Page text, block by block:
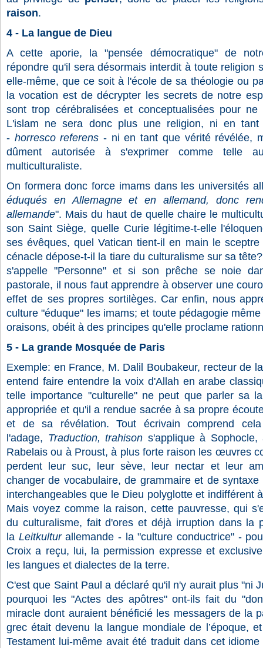
raison.
4 - La langue de Dieu
A cette aporie, la "pensée démocratique" de
répondre qu'il sera désormais interdit à toute religion
elle-même, que ce soit à l'école de sa théologie ou
la vocation est de décrypter les secrets de notre
sont trop cérébralisées et conceptualisées pour
L'islam ne sera donc plus une religion, ni en tant
- horresco referens - ni en tant que vérité révélée,
dûment autorisée à s'exprimer comme telle
multiculturaliste.
On formera donc force imams dans les universités
éduqués en Allemagne et en allemand, donc
allemande". Mais du haut de quelle chaire le
son Saint Siège, quelle Curie légitime-t-elle
ses évêques, quel Vatican tient-il en main le
cénacle dépose-t-il la tiare du culturalisme sur sa
s'appelle "Personne" et si son prêche se noie
pastorale, il nous faut apprendre à observer une
effet de ses propres sortilèges. Car enfin, nous
culture "éduque" les imams; et toute pédagogie
oraisons, obéit à des principes qu'elle proclame
5 - La grande Mosquée de Paris
Exemple: en France, M. Dalil Boubakeur, recteur de
entend faire entendre la voix d'Allah en arabe
telle importance "culturelle" ne peut que parler sa
appropriée et qu'il a rendue sacrée à sa propre
et de sa révélation. Tout écrivain comprend
l'adage, Traduction, trahison s'applique à
Rabelais ou à Proust, à plus forte raison les œuvres
perdent leur suc, leur sève, leur nectar et leur
changer de vocabulaire, de grammaire et de
interchangeables que le Dieu polyglotte et indifférent
Mais voyez comme la raison, cette pauvresse, qui
du culturalisme, fait d'ores et déjà irruption dans la
la Leitkultur allemande - la "culture conductrice" -
Croix a reçu, lui, la permission expresse et
les langues et dialectes de la terre.
C'est que Saint Paul a déclaré qu'il n'y aurait plus "ni
pourquoi les "Actes des apôtres" ont-ils fait du
miracle dont auraient bénéficié les messagers de la
grec était devenu la langue mondiale de l’époque,
Testament lui-même avait été traduit dans cet